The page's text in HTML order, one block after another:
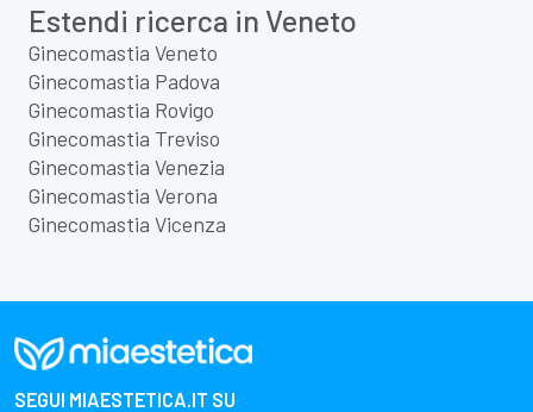
Estendi ricerca in Veneto
Ginecomastia Veneto
Ginecomastia Padova
Ginecomastia Rovigo
Ginecomastia Treviso
Ginecomastia Venezia
Ginecomastia Verona
Ginecomastia Vicenza
SEGUI MIAESTETICA.IT SU